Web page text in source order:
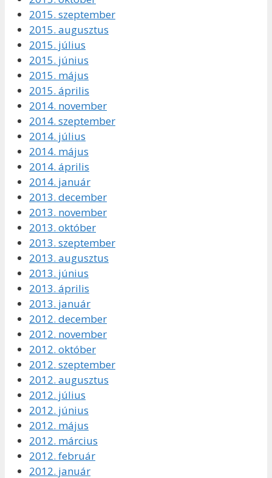
2015. szeptember
2015. augusztus
2015. július
2015. június
2015. május
2015. április
2014. november
2014. szeptember
2014. július
2014. május
2014. április
2014. január
2013. december
2013. november
2013. október
2013. szeptember
2013. augusztus
2013. június
2013. április
2013. január
2012. december
2012. november
2012. október
2012. szeptember
2012. augusztus
2012. július
2012. június
2012. május
2012. március
2012. február
2012. január